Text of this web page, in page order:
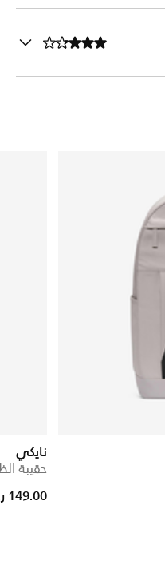
نايكي
حقيبة الظهر
Price reduced from
to
149.00 ر.س